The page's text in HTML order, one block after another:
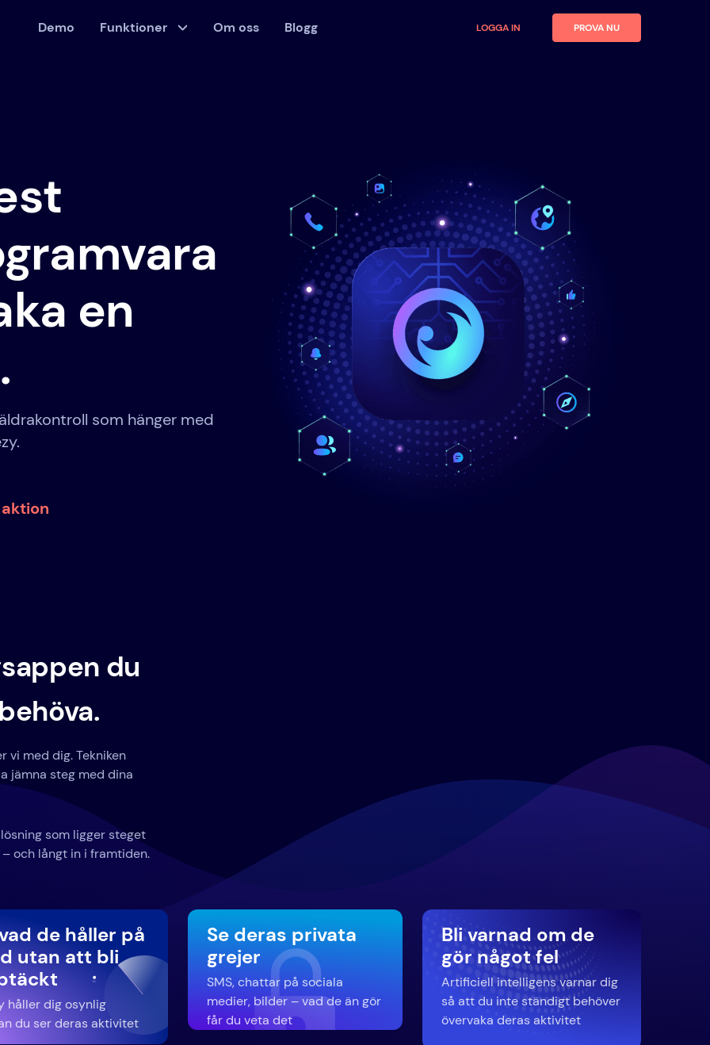
Demo Funktioner Om oss Blogg LOGGA IN PROVA NU
en
som hänger med
du
vi med dig. Tekniken
jämna steg med dina
som ligger steget
och långt in i framtiden.
de håller på
utan att bli
håller dig osynlig
du ser deras aktivitet
Se deras privata
grejer
SMS, chattar på sociala
medier, bilder – vad de än gör
får du veta det
Bli varnad om de
gör något fel
Artificiell intelligens varnar dig
så att du inte ständigt behöver
övervaka deras aktivitet